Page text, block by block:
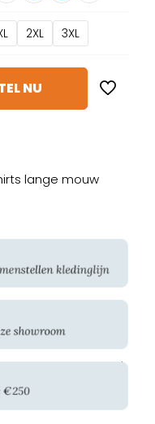
2XL 3XL
NU
lange mouw